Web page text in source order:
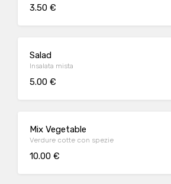
3.50 €
Salad
Insalata mista
5.00 €
Mix Vegetable
Verdure cotte con spezie
10.00 €